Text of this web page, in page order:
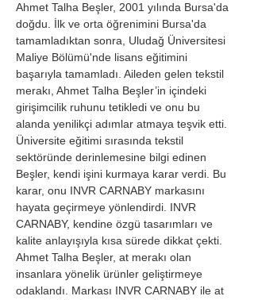
Ahmet Talha Beşler, 2001 yılında Bursa'da
doğdu. İlk ve orta öğrenimini Bursa'da
tamamladıktan sonra, Uludağ Üniversitesi
Maliye Bölümü'nde lisans eğitimini
başarıyla tamamladı. Aileden gelen tekstil
merakı, Ahmet Talha Beşler’in içindeki
girişimcilik ruhunu tetikledi ve onu bu
alanda yenilikçi adımlar atmaya teşvik etti.
Üniversite eğitimi sırasında tekstil
sektöründe derinlemesine bilgi edinen
Beşler, kendi işini kurmaya karar verdi. Bu
karar, onu INVR CARNABY markasını
hayata geçirmeye yönlendirdi. INVR
CARNABY, kendine özgü tasarımları ve
kalite anlayışıyla kısa sürede dikkat çekti.
Ahmet Talha Beşler, at merakı olan
insanlara yönelik ürünler geliştirmeye
odaklandı. Markası INVR CARNABY ile at